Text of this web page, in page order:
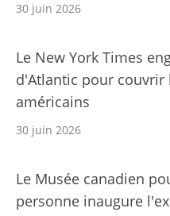
30 juin 2026
Le New York Times
d'Atlantic pour couvrir
américains
30 juin 2026
Le Musée canadien
personne inaugure